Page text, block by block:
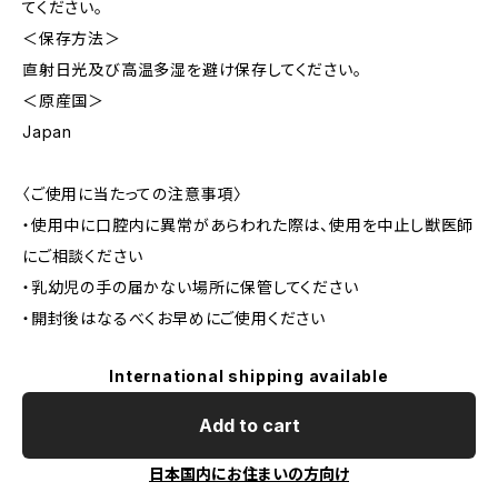
てください。
＜保存方法＞
直射日光及び高温多湿を避け保存してください。
＜原産国＞
Japan
〈ご使用に当たっての注意事項〉
・使用中に口腔内に異常があらわれた際は、使用を中止し獣医師
にご相談ください
・乳幼児の手の届かない場所に保管してください
・開封後はなるべくお早めにご使用ください
International shipping available
Add to cart
日本国内にお住まいの方向け